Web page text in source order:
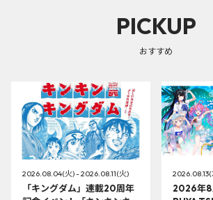
PICKUP
おすすめ
2026.08.04(火) - 2026.08.11(火)
「キングダム」連載20周年
2026年8